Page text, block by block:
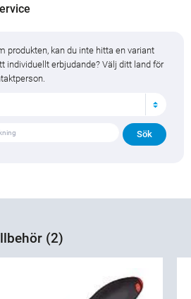
produkten, kan du inte hitta en variant
individuellt erbjudande? Välj ditt land för
(2)